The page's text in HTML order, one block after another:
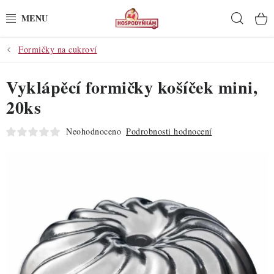
na
POTŘEBY
POMŮCKY
SUROVINY
DO KUCHYNĚ
POCHUTINY
Formičky na cukroví
Vyklápěcí formičky košíček mini,
20ks
Neohodnoceno Podrobnosti hodnocení